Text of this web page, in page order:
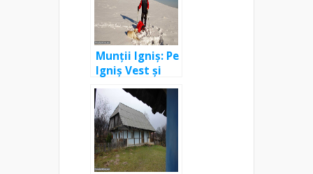
Munții Igniș: Pe
Igniș Vest și
vârful Igniș
prin valea
Șlipului și
Culmea
Comorilor